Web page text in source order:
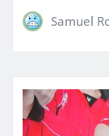
Samuel